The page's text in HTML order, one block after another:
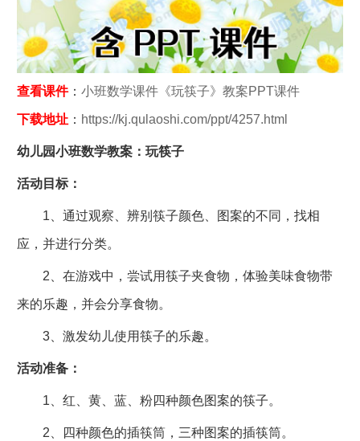
查看课件： 小班数学课件《玩筷子》教案PPT课件
下载地址： https://kj.qulaoshi.com/ppt/4257.html
幼儿园小班数学教案：玩筷子
活动目标：
1、通过观察、辨别筷子颜色、图案的不同，找相
应，并进行分类。
2、在游戏中，尝试用筷子夹食物，体验美味食物带
来的乐趣，并会分享食物。
3、激发幼儿使用筷子的乐趣。
活动准备：
1、红、黄、蓝、粉四种颜色图案的筷子。
2、四种颜色的插筷筒，三种图案的插筷筒。